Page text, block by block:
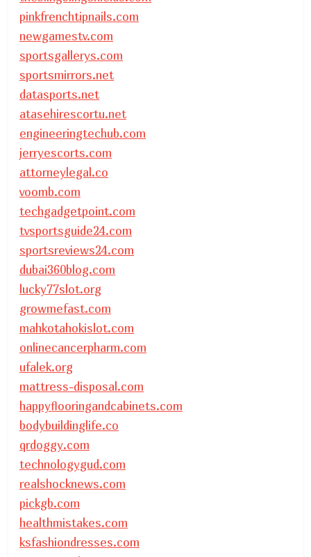
pinkfrenchtipnails.com
newgamestv.com
sportsgallerys.com
sportsmirrors.net
datasports.net
atasehirescortu.net
engineeringtechub.com
jerryescorts.com
attorneylegal.co
voomb.com
techgadgetpoint.com
tvsportsguide24.com
sportsreviews24.com
dubai360blog.com
lucky77slot.org
growmefast.com
mahkotahokislot.com
onlinecancerpharm.com
ufalek.org
mattress-disposal.com
happyflooringandcabinets.com
bodybuildinglife.co
qrdoggy.com
technologygud.com
realshocknews.com
pickgb.com
healthmistakes.com
ksfashiondresses.com